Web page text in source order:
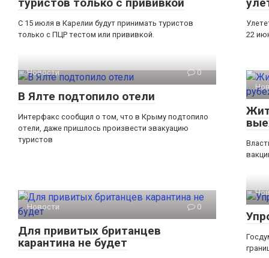
туристов только с прививкой
С 15 июля в Карелии будут принимать туристов
только с ПЦР тестом или прививкой.
22
Новости 0
В Ялте подтопило отели
Интерфакс сообщил о том, что в Крыму подтопило
отели, даже пришлось произвести эвакуацию
туристов
Новости 0
Для привитых британцев
карантина не будет